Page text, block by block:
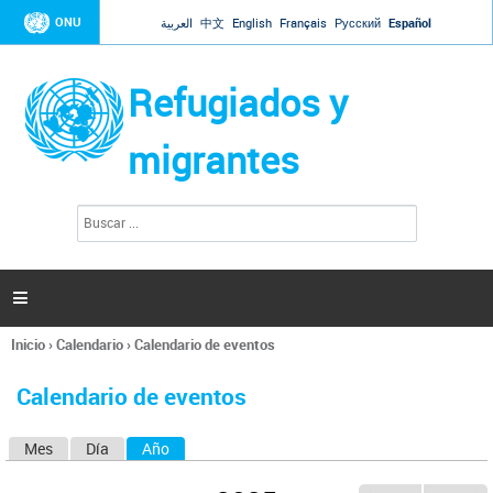
Jump to navigation
ONU العربية 中文 English Français Русский Español
Refugiados y
migrantes
l
s

Se
usted
Inicio›Calendario›Calendario de eventos
Calendario de eventos
Mes Día Año